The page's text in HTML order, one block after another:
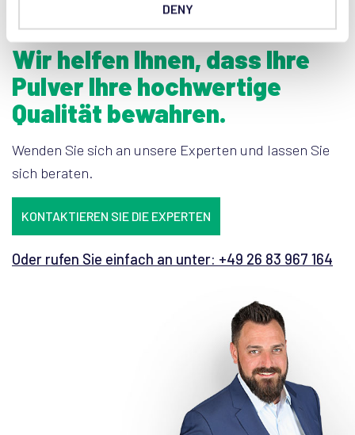
DENY
Wir helfen Ihnen, dass Ihre
Pulver Ihre hochwertige
Qualität bewahren.
Wenden Sie sich an unsere Experten und lassen Sie
sich beraten.
KONTAKTIEREN SIE DIE EXPERTEN
Oder rufen Sie einfach an unter: +49 26 83 967 164